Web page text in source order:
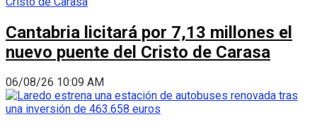
Cantabria licitará por 7,13 millones el
nuevo puente del Cristo de Carasa
06/08/26 10:09 AM